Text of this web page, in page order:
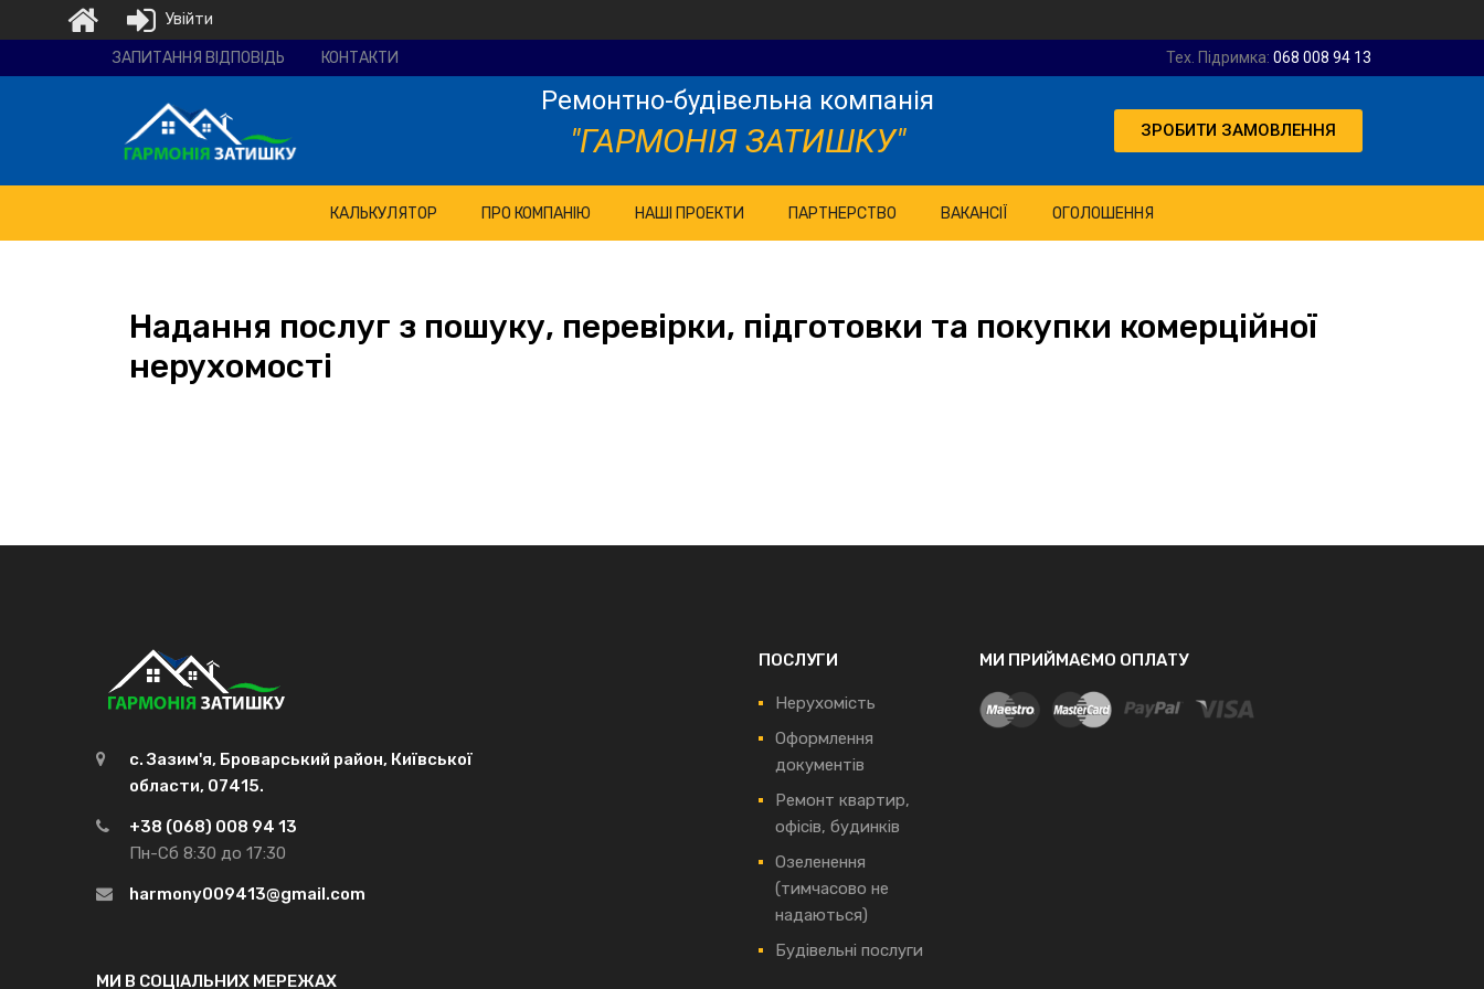
будівельна
ЗАПИТАННЯ ВІДПОВІДЬ КОНТАКТИ Тех. Підримка: 068 008 94 13
Ремонтно-будівельна компанія
"ГАРМОНІЯ ЗАТИШКУ" ЗРОБИТИ ЗАМОВЛЕННЯ
КАЛЬКУЛЯТОР ПРО КОМПАНІЮ НАШІ ПРОЕКТИ ПАРТНЕРСТВО ВАКАНСІЇ ОГОЛОШЕННЯ
Надання послуг з пошуку, перевірки, підготовки та покупки комерційної
нерухомості
с. Зазим'я, Броварський район, Київської
области, 07415.
+38 (068) 008 94 13
Пн-Сб 8:30 до 17:30
harmony009413@gmail.com
МИ В СОЦІАЛЬНИХ МЕРЕЖАХ
ПОСЛУГИ
Нерухомість
Оформлення
документів
Ремонт квартир,
офісів, будинків
Озеленення
(тимчасово не
надаються)
Будівельні послуги
МИ ПРИЙМАЄМО ОПЛАТУ
Увійти